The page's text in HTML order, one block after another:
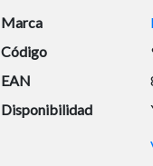
Marca
Código
EAN
Disponibilidad